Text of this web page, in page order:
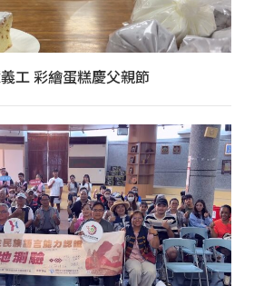
工 彩繪蛋糕慶父親節